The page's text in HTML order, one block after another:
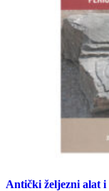
Antički željezni alat i